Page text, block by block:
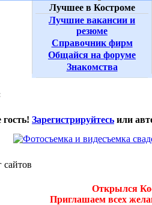
Лучшее в Костроме
Лучшие вакансии и
резюме
Справочник фирм
Общайся на форуме
Знакомства
гость! Зарегистрируйтесь или
сайтов
Открылся
Приглашаем всех